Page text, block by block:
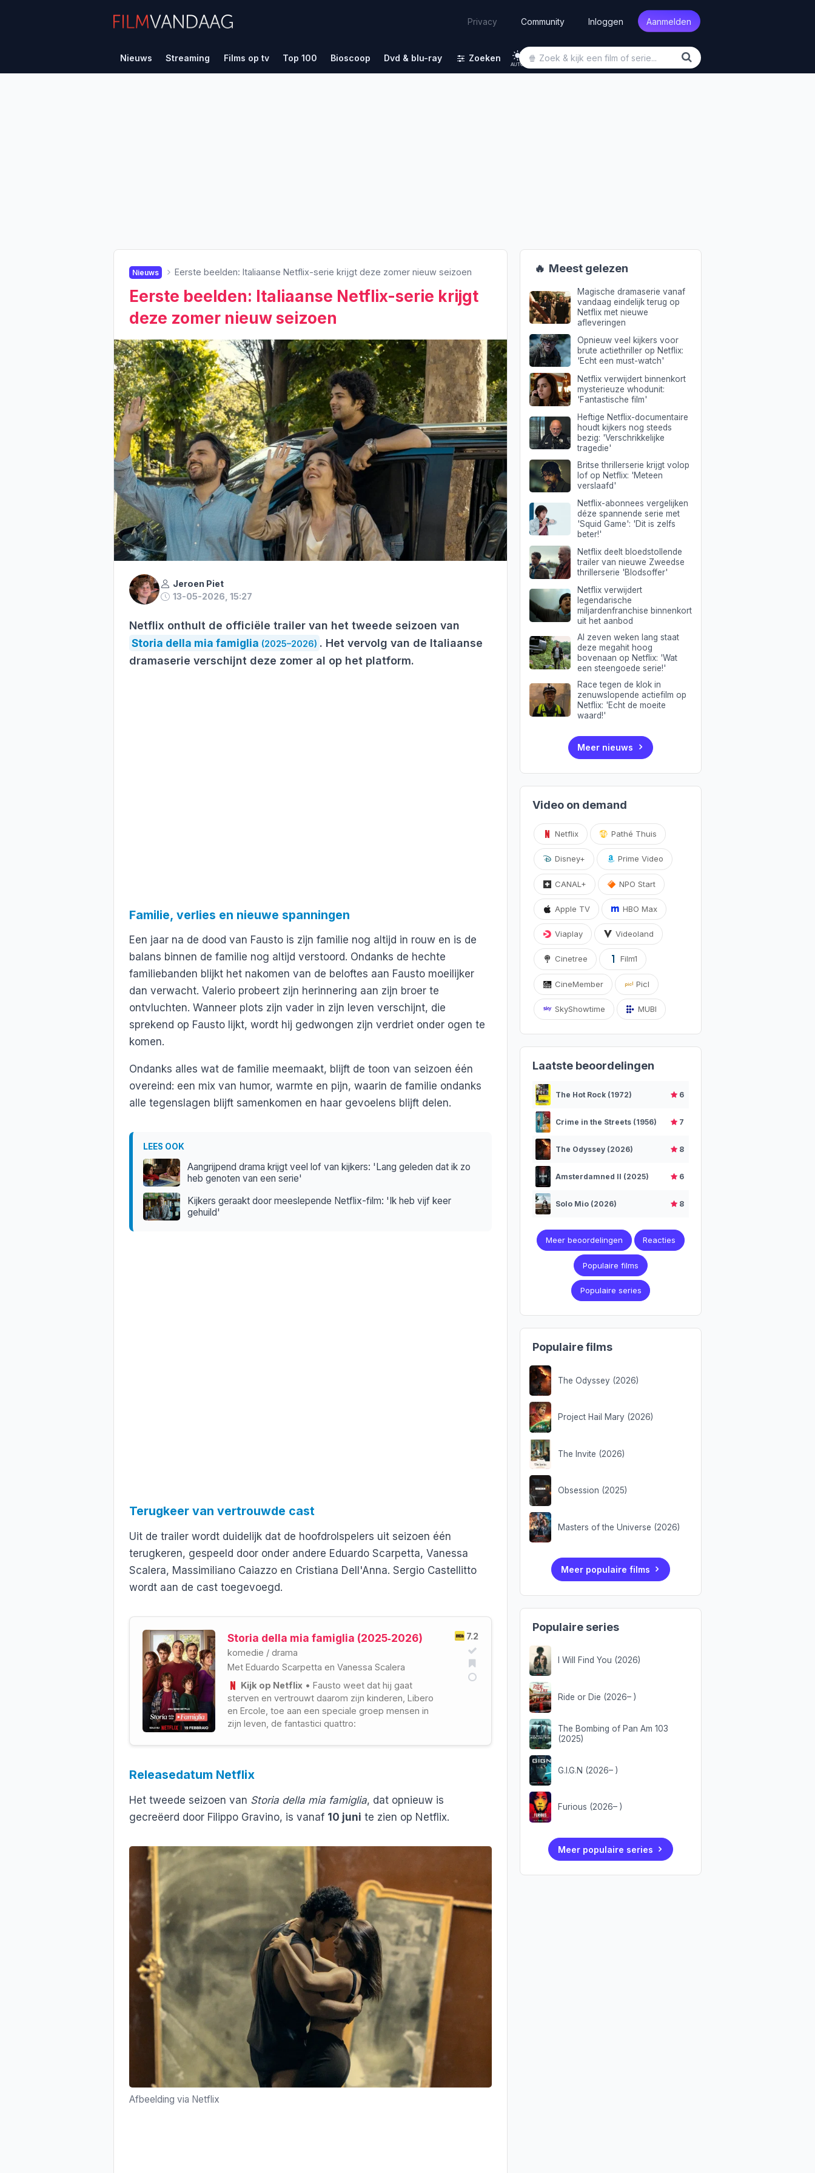
Privacy Community Inloggen Aanmelden
Nieuws Streaming Films op tv Top 100 Bioscoop Dvd & blu-ray Zoeken
AUTO
Nieuws Eerste beelden: Italiaanse Netflix-serie krijgt deze zomer nieuw seizoen
Eerste beelden: Italiaanse Netflix-serie krijgt
deze zomer nieuw seizoen
Jeroen Piet
13-05-2026, 15:27
Netflix onthult de officiële trailer van het tweede seizoen van
Storia della mia famiglia (2025–2026) . Het vervolg van de Italiaanse
dramaserie verschijnt deze zomer al op het platform.
Familie, verlies en nieuwe spanningen
Een jaar na de dood van Fausto is zijn familie nog altijd in rouw en is de
balans binnen de familie nog altijd verstoord. Ondanks de hechte
familiebanden blijkt het nakomen van de beloftes aan Fausto moeilijker
dan verwacht. Valerio probeert zijn herinnering aan zijn broer te
ontvluchten. Wanneer plots zijn vader in zijn leven verschijnt, die
sprekend op Fausto lijkt, wordt hij gedwongen zijn verdriet onder ogen te
komen.
Ondanks alles wat de familie meemaakt, blijft de toon van seizoen één
overeind: een mix van humor, warmte en pijn, waarin de familie ondanks
alle tegenslagen blijft samenkomen en haar gevoelens blijft delen.
LEES OOK
Aangrijpend drama krijgt veel lof van kijkers: 'Lang geleden dat ik zo
heb genoten van een serie'
Kijkers geraakt door meeslepende Netflix-film: 'Ik heb vijf keer
gehuild'
Terugkeer van vertrouwde cast
Uit de trailer wordt duidelijk dat de hoofdrolspelers uit seizoen één
terugkeren, gespeeld door onder andere Eduardo Scarpetta, Vanessa
Scalera, Massimiliano Caiazzo en Cristiana Dell'Anna. Sergio Castellitto
wordt aan de cast toegevoegd.
7.2
Storia della mia famiglia (2025‑2026)
komedie / drama
Met Eduardo Scarpetta en Vanessa Scalera
Kijk op Netflix • Fausto weet dat hij gaat
sterven en vertrouwt daarom zijn kinderen, Libero
en Ercole, toe aan een speciale groep mensen in
zijn leven, de fantastici quattro:
Releasedatum Netflix
Het tweede seizoen van Storia della mia famiglia, dat opnieuw is
gecreëerd door Filippo Gravino, is vanaf 10 juni te zien op Netflix.
Afbeelding via Netflix
🔥 Meest gelezen
Magische dramaserie vanaf
vandaag eindelijk terug op
Netflix met nieuwe
afleveringen
Opnieuw veel kijkers voor
brute actiethriller op Netflix:
'Echt een must-watch'
Netflix verwijdert binnenkort
mysterieuze whodunit:
'Fantastische film'
Heftige Netflix-documentaire
houdt kijkers nog steeds
bezig: 'Verschrikkelijke
tragedie'
Britse thrillerserie krijgt volop
lof op Netflix: 'Meteen
verslaafd'
Netflix-abonnees vergelijken
déze spannende serie met
'Squid Game': 'Dit is zelfs
beter!'
Netflix deelt bloedstollende
trailer van nieuwe Zweedse
thrillerserie 'Blodsoffer'
Netflix verwijdert
legendarische
miljardenfranchise binnenkort
uit het aanbod
Al zeven weken lang staat
deze megahit hoog
bovenaan op Netflix: 'Wat
een steengoede serie!'
Race tegen de klok in
zenuwslopende actiefilm op
Netflix: 'Echt de moeite
waard!'
Meer nieuws
Video on demand
Netflix Pathé Thuis
Disney+ Prime Video
CANAL+ NPO Start
Apple TV HBO Max
Viaplay Videoland
Cinetree Film1
CineMember Picl
SkyShowtime MUBI
Laatste beoordelingen
The Hot Rock (1972) 6
Crime in the Streets (1956) 7
The Odyssey (2026) 8
Amsterdamned II (2025) 6
Solo Mio (2026) 8
Meer beoordelingen Reacties
Populaire films
Populaire series
Populaire films
The Odyssey (2026)
Project Hail Mary (2026)
The Invite (2026)
Obsession (2025)
Masters of the Universe (2026)
Meer populaire films
Populaire series
I Will Find You (2026)
Ride or Die (2026– )
The Bombing of Pan Am 103
(2025)
G.I.G.N (2026– )
Furious (2026– )
Meer populaire series